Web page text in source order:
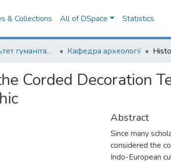
& Collections All of DSpace Statistics
001. Факультет гуманітарних наук Кафедра археології
Corded Decoration
Abstract
Since many
considered the
Indo-European